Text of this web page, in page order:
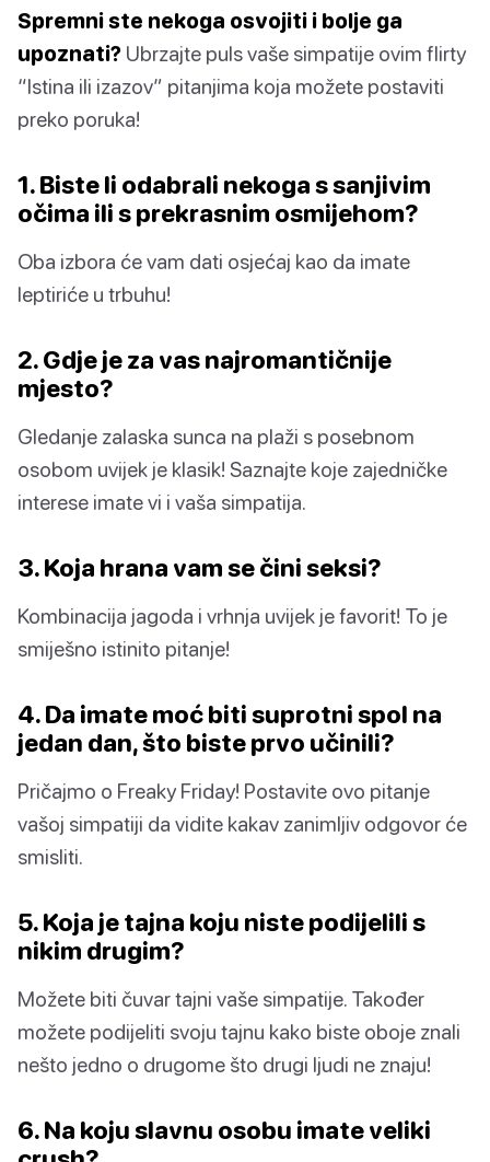
Spremni ste nekoga osvojiti i bolje ga
upoznati? Ubrzajte puls vaše simpatije ovim flirty
“Istina ili izazov” pitanjima koja možete postaviti
preko poruka!
1. Biste li odabrali nekoga s sanjivim
očima ili s prekrasnim osmijehom?
Oba izbora će vam dati osjećaj kao da imate
leptiriće u trbuhu!
2. Gdje je za vas najromantičnije
mjesto?
Gledanje zalaska sunca na plaži s posebnom
osobom uvijek je klasik! Saznajte koje zajedničke
interese imate vi i vaša simpatija.
3. Koja hrana vam se čini seksi?
Kombinacija jagoda i vrhnja uvijek je favorit! To je
smiješno istinito pitanje!
4. Da imate moć biti suprotni spol na
jedan dan, što biste prvo učinili?
Pričajmo o Freaky Friday! Postavite ovo pitanje
vašoj simpatiji da vidite kakav zanimljiv odgovor će
smisliti.
5. Koja je tajna koju niste podijelili s
nikim drugim?
Možete biti čuvar tajni vaše simpatije. Također
možete podijeliti svoju tajnu kako biste oboje znali
nešto jedno o drugome što drugi ljudi ne znaju!
6. Na koju slavnu osobu imate veliki